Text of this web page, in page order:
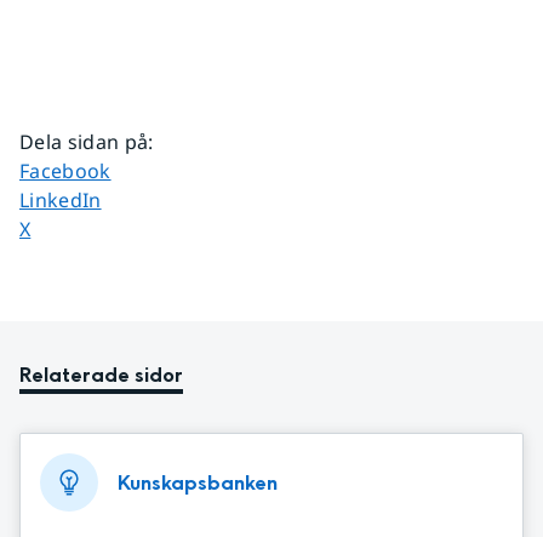
Dela sidan på:
Dela sidan på
Facebook
Dela sidan på
LinkedIn
Dela sidan på
X
Relaterade sidor
Kunskapsbanken